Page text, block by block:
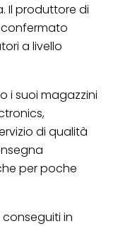
Il produttore di
a livello
i suoi magazzini
di qualità
per poche
conseguiti in